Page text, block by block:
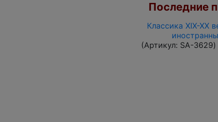
Последние
Классика XIX-XX
(Артикул: SA-3629)